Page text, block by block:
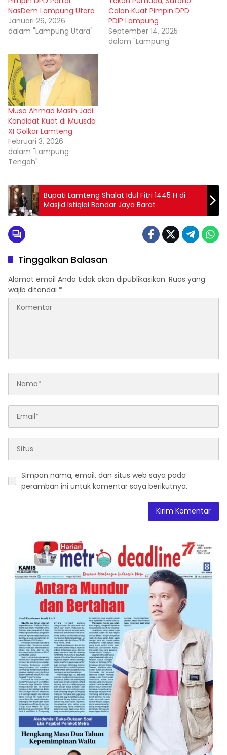
NasDem Lampung Utara
Januari 26, 2026
dalam "Lampung Utara"
Calon Kuat Pimpin DPD
PDIP Lampung
September 14, 2025
dalam "Lampung"
Musa Ahmad Masih Jadi
Kandidat Kuat di Muusda
XI Golkar Lamteng
Februari 3, 2026
dalam "Lampung
Tengah"
Bupati Lamteng Shalat Idul Fitri 1445 H di
Masjid Istiqlal Bandar Jaya Barat
Tinggalkan Balasan
Alamat email Anda tidak akan dipublikasikan. Ruas yang
wajib ditandai *
Simpan nama, email, dan situs web saya pada
peramban ini untuk komentar saya berikutnya.